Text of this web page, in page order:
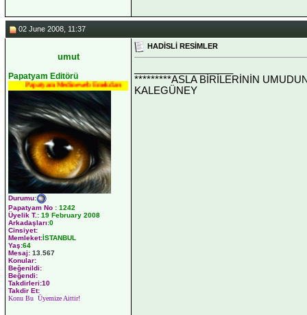
02 June 2008, 11:37
umut
Papatyam Editörü
Papatyam Medineweb Emekdarı
Durumu:
Papatyam No : 1242
Üyelik T.: 19 February 2008
Arkadaşları:0
Cinsiyet:
Memleket:İSTANBUL
Yaş:64
Mesaj: 13.567
Konular:
Beğenildi:
Beğendi:
Takdirleri:10
Takdir Et:
Konu Bu Üyemize Aittir!
HADİSLİ RESİMLER
*********ASLA BİRİLERİNİN
KALEGÜNEY